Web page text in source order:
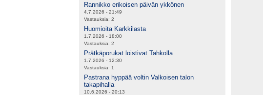
Rannikko erikoisen päivän ykkönen
4.7.2026 - 21:49
Vastauksia: 2
Huomioita Karkkilasta
1.7.2026 - 18:00
Vastauksia: 2
Prätkäporukat loistivat Tahkolla
1.7.2026 - 12:30
Vastauksia: 1
Pastrana hyppää voltin Valkoisen talon
takapihalla
10.6.2026 - 20:13